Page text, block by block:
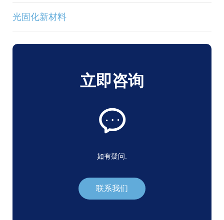
光固化新材料
立即咨询
如有疑问.
联系我们